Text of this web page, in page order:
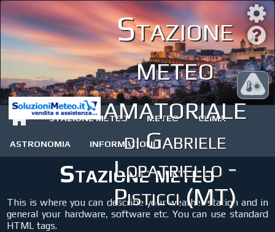
Stazione
meteo
amatoriale
di Gabriele
Lopatriello -
Pisticci (MT)
STAZIONE METEO METEO CLIMA
ASTRONOMIA INFORMAZIONI
Stazione meteo
This is where you can describe your weather station and in
general your hardware, software etc. You can use standard
HTML tags.